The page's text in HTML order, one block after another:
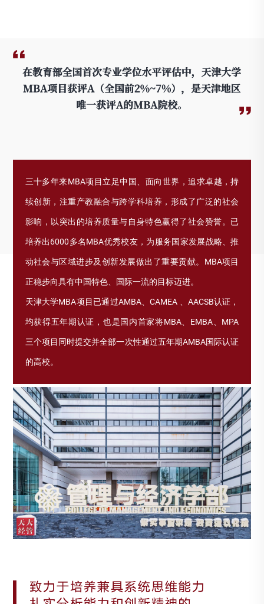
三十多年来MBA项目立足中国、面向世界，追求卓越，持
续创新，注重产教融合与跨学科培养，形成了广泛的社会
影响，以突出的培养质量与自身特色赢得了社会赞誉。已
培养出6000多名MBA优秀校友，为服务国家发展战略、推
动社会与区域进步及创新发展做出了重要贡献。MBA项目
正稳步向具有中国特色、国际一流的目标迈进。
天津大学MBA项目已通过AMBA、CAMEA 、AACSB认证，
均获得五年期认证，也是国内首家将MBA、EMBA、MPA
三个项目同时提交并全部一次性通过五年期AMBA国际认证
的高校。